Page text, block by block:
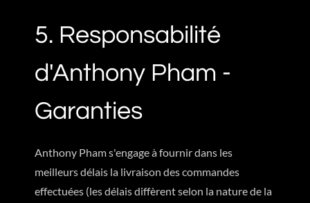
5. Responsabilité
d'Anthony Pham -
Garanties
Anthony Pham s'engage à fournir dans les
meilleurs délais la livraison des commandes
effectuées (les délais diffèrent selon la nature de la